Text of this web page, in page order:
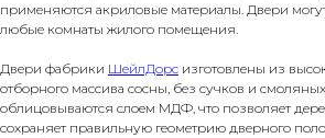
применяются акриловые материалы. Двери
любые комнаты жилого помещения.
Двери фабрики ШейлДорс изготовлены из
отборного массива сосны, без сучков и
облицовываются слоем МДФ, что позволяет
сохраняет правильную геометрию дверного